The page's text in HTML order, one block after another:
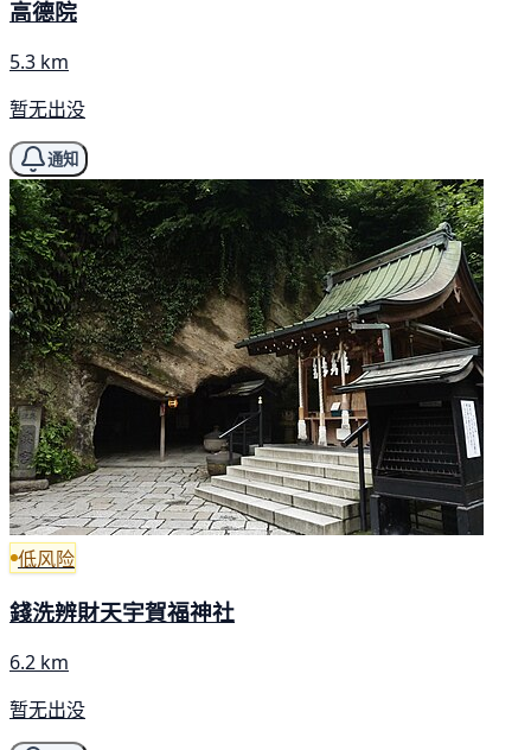
高德院
5.3 km
暂无出没
通知
低风险
錢洗辨財天宇賀福神社
6.2 km
暂无出没